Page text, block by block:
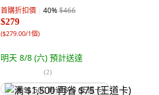
首購折扣價 40%$466
$279
($279.00/1個)
明天 8/8 (六) 預計送達
(2)
满 $1,500 再省 $75 (王道卡)